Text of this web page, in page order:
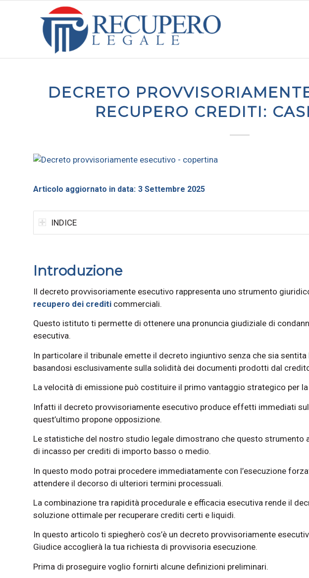
DECRETO
RECUPERO CREDITI:
Articolo aggiornato in data: 3 Settembre 2025
INDICE
Introduzione
Il decreto provvisoriamente esecutivo rappresenta uno strumento
recupero dei crediti commerciali.
Questo istituto ti permette di ottenere una pronuncia giudiziale di
esecutiva.
In particolare il tribunale emette il decreto ingiuntivo senza che sia sentita
basandosi esclusivamente sulla solidità dei documenti prodotti dal
La velocità di emissione può costituire il primo vantaggio strategico per
Infatti il decreto provvisoriamente esecutivo produce effetti immediati
quest’ultimo propone opposizione.
Le statistiche del nostro studio legale dimostrano che questo strumento
di incasso per crediti di importo basso o medio.
In questo modo potrai procedere immediatamente con l’esecuzione
attendere il decorso di ulteriori termini processuali.
La combinazione tra rapidità procedurale e efficacia esecutiva rende il
soluzione ottimale per recuperare crediti certi e liquidi.
In questo articolo ti spiegherò cos’è un decreto provvisoriamente
Giudice accoglierà la tua richiesta di provvisoria esecuzione.
Prima di proseguire voglio fornirti alcune definizioni preliminari.